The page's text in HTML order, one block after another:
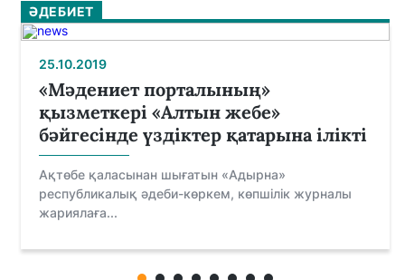
ӘДЕБИЕТ
25.10.2019
«Мәдениет порталының»
қызметкері «Алтын жебе»
бәйгесінде үздіктер қатарына ілікті
Ақтөбе қаласынан шығатын «Адырна»
республикалық әдеби-көркем, көпшілік журналы
жариялаға...